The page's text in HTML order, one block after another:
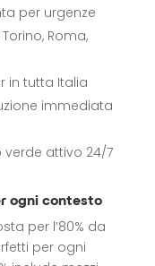
per urgenze
Roma,
in tutta Italia
immediata
attivo 24/7
ogni contesto
per l’80% da
per ogni